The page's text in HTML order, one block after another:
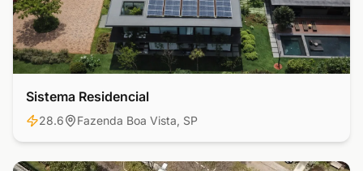
Residencial
Sistema Residencial
28.6 Fazenda Boa Vista, SP